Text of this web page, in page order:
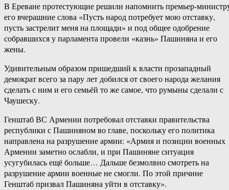
В Ереване протестующие решили напомнить премьер-
его вчерашние слова «Пусть народ потребует мою отставку,
пусть застрелит меня на площади» и под общее одобрение
собравшихся у парламента провели «казнь» Пашиняна и его
жены.
Удивительным образом пришедший к власти прозападный
демократ всего за пару лет добился от своего народа желания
сделать с ним и его семьёй то же самое, что румыны сделали с
Чаушеску.
Генштаб ВС Армении потребовал отставки правительства
республики с Пашиняном во главе, поскольку его политика
направлена на разрушение армии: «Армия и позиции военных
Армении заметно ослабли, и при Пашиняне ситуация
усугубилась ещё больше… Дальше безмолвно смотреть на
разрушение армии военные не смогли. По этой причине
Генштаб призвал Пашиняна уйти в отставку».